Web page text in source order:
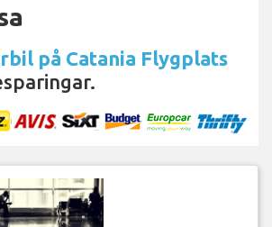
på Catania Flygplats